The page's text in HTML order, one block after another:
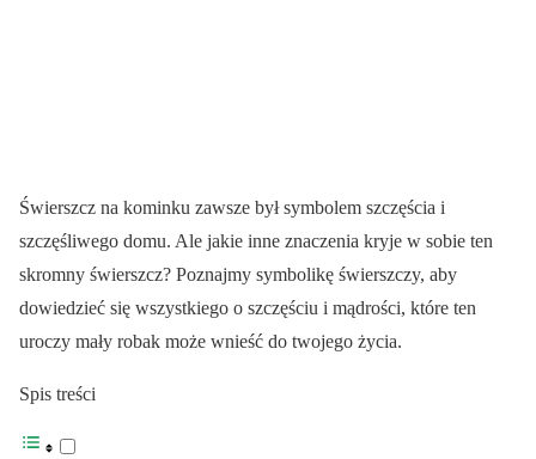
Świerszcz na kominku zawsze był symbolem szczęścia i
szczęśliwego domu. Ale jakie inne znaczenia kryje w sobie ten
skromny świerszcz? Poznajmy symbolikę świerszczy, aby
dowiedzieć się wszystkiego o szczęściu i mądrości, które ten
uroczy mały robak może wnieść do twojego życia.
Spis treści